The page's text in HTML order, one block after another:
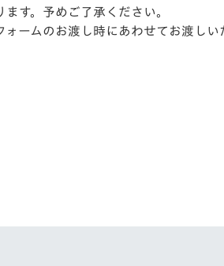
す。予めご了承ください。
ームのお渡し時にあわせてお渡しい